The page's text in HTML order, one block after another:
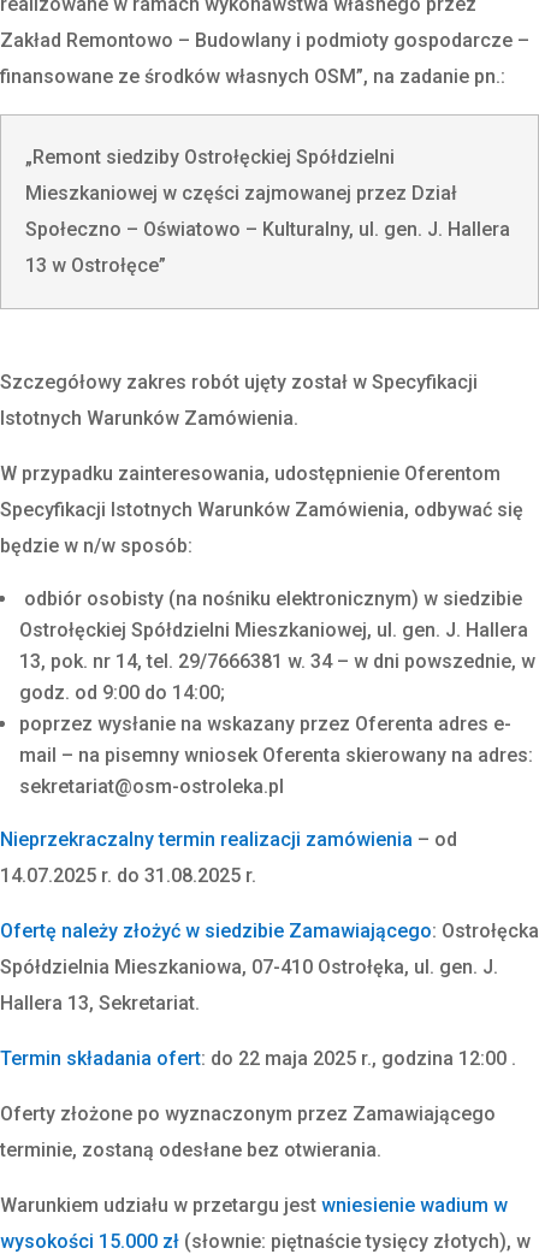
Zakład Remontowo – Budowlany i podmioty gospodarcze –
finansowane ze środków własnych OSM”, na zadanie pn.:
„Remont siedziby Ostrołęckiej Spółdzielni
Mieszkaniowej w części zajmowanej przez Dział
Społeczno – Oświatowo – Kulturalny, ul. gen. J. Hallera
13 w Ostrołęce”
Szczegółowy zakres robót ujęty został w Specyfikacji
Istotnych Warunków Zamówienia.
W przypadku zainteresowania, udostępnienie Oferentom
Specyfikacji Istotnych Warunków Zamówienia, odbywać się
będzie w n/w sposób:
odbiór osobisty (na nośniku elektronicznym) w siedzibie
Ostrołęckiej Spółdzielni Mieszkaniowej, ul. gen. J. Hallera
13, pok. nr 14, tel. 29/7666381 w. 34 – w dni powszednie, w
godz. od 9:00 do 14:00;
poprzez wysłanie na wskazany przez Oferenta adres e-
mail – na pisemny wniosek Oferenta skierowany na adres:
sekretariat@osm-ostroleka.pl
Nieprzekraczalny termin realizacji zamówienia – od
14.07.2025 r. do 31.08.2025 r.
Ofertę należy złożyć w siedzibie Zamawiającego: Ostrołęcka
Spółdzielnia Mieszkaniowa, 07-410 Ostrołęka, ul. gen. J.
Hallera 13, Sekretariat.
Termin składania ofert: do 22 maja 2025 r., godzina 12:00 .
Oferty złożone po wyznaczonym przez Zamawiającego
terminie, zostaną odesłane bez otwierania.
Warunkiem udziału w przetargu jest wniesienie wadium w
wysokości 15.000 zł (słownie: piętnaście tysięcy złotych), w